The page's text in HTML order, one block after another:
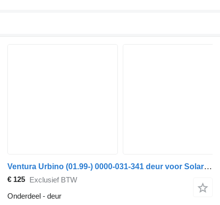
Ventura Urbino (01.99-) 0000-031-341 deur voor Solaris Urbino, Alpino, Vacanza (1999-) bus
€ 125 Exclusief BTW
Onderdeel - deur